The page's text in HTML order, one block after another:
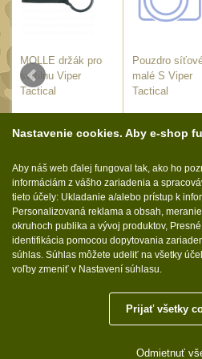
Láhve16
Na přežití26
Ostatní
MONTÁŽE PRO OPTIKU
(596)
Adaptéry a risery 40
Boční montáže11
Montáže pro optiku179
1" Picatinny 45
30mm Picatinny 47
MOLLE držák pro
svítilnu Viper
Tactical
5.05€
NA SKLADE
Pouzdro
malé S Viper
Tactical
5.85€
NA
Sledujte nás:
Tieto internetové stránky používajú súbory
Nastavenie cookies. Aby e-shop
Aby náš web ďalej fungoval tak, ako ho
informáciám z vášho zariadenia a
tieto účely: Ukladanie a/alebo prístup k
Personalizovaná reklama a obsah,
okruhoch publika a vývoj produktov,
identifikácia pomocou dopytovania
súhlas. Súhlas môžete udeliť na všetky
voľby zmeniť v Nastavení súhlasu.
Prijať všetky
Odmietnuť